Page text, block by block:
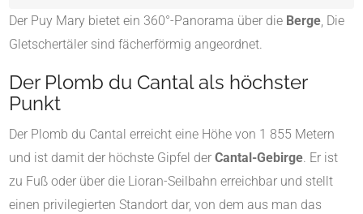
Der Puy Mary bietet ein 360°-Panorama über die Berge, Die
Gletschertäler sind fächerförmig angeordnet.
Der Plomb du Cantal als höchster
Punkt
Der Plomb du Cantal erreicht eine Höhe von 1 855 Metern
und ist damit der höchste Gipfel der Cantal-Gebirge. Er ist
zu Fuß oder über die Lioran-Seilbahn erreichbar und stellt
einen privilegierten Standort dar, von dem aus man das